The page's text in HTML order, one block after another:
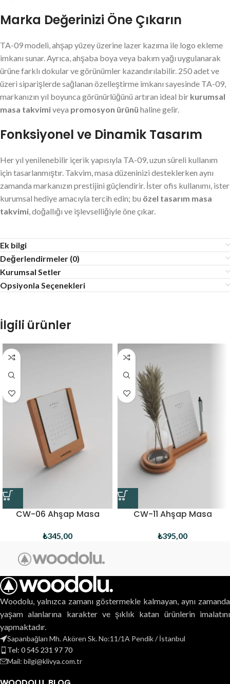
Marka Değerinizi Öne Çıkarın
TA-09 modeli, ahşap yüzey üzerine lazer kazıma ile logo ekleme
imkanı sunar. Ayrıca, ahşaba boya veya bakım yağı uygulanarak
ürüne farklı dokular ve görünümler kazandırılabilir. 250 adet ve
üzeri siparişlerde sağlanan özelleştirme imkanı sayesinde TA-09,
markanızın yıl boyunca görünürlüğünü artıran ideal bir kurumsal
masa takvimiveya promosyon ürünü haline gelir.
Fonksiyonel ve Dinamik Tasarım
Her yıl yenilenebilir içerik yapısıyla TA-09, uzun süreli kullanım
için tasarlanmıştır. Takvim, masa düzeninizi desteklerken aynı
zamanda markanızın prestijini güçlendirir. İster ofis kullanımı, ister
kurumsal hediye amacıyla tercih edin; bu özel tasarım masa
takvimi , doğallığı ve işlevselliğiyle öne çıkar.
Ek bilgi
Değerlendirmeler (0)
Kurumsal Setler
Opsiyonla Seçenekleri
İlgili ürünler
CW-06 Ahşap Masa
₺345,00
CW-11 Ahşap Masa
₺395,00
Woodolu, yalnızca zamanı göstermekle kalmayan, aynı zamanda
yaşam alanlarına karakter ve şıklık katan ürünlerin imalatını
yapmaktadır.
Sapanbağları Mh. Akören Sk. No:11/1A Pendik / İstanbul
Tel: 0 545 231 97 70
Mail: bilgi@klivya.com.tr